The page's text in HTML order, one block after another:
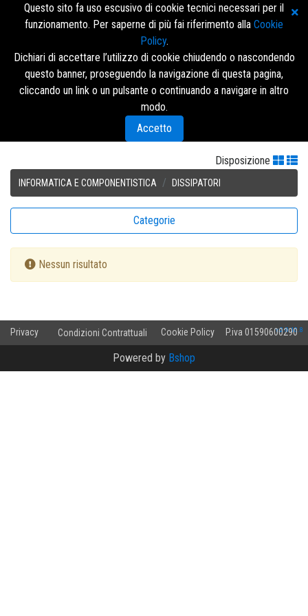
Accedi/Registrati
Disposizione
INFORMATICA E COMPONENTISTICA DISSIPATORI
Categorie
Nessun risultato
v.2.0.10.8
Privacy Condizioni Contrattuali Cookie Policy P.iva 01590600290
Powered by Bshop
Questo sito fa uso escusivo di cookie tecnici necessari per il
funzionamento. Per saperne di più fai riferimento alla Cookie
Policy.
Dichiari di accettare l’utilizzo di cookie chiudendo o nascondendo
questo banner, proseguendo la navigazione di questa pagina,
cliccando un link o un pulsante o continuando a navigare in altro
modo.
Accetto